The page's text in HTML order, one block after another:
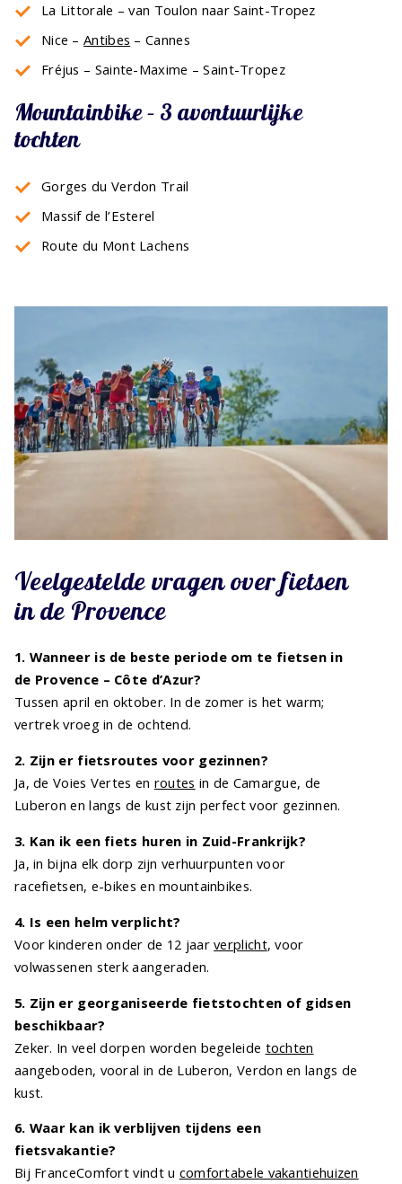
La Littorale – van Toulon naar Saint-Tropez
Nice –Antibes – Cannes
Fréjus – Sainte-Maxime – Saint-Tropez
Mountainbike – 3 avontuurlijke
tochten
Gorges du Verdon Trail
Massif de l’Esterel
Route du Mont Lachens
Veelgestelde vragen over fietsen
in de Provence
1. Wanneer is de beste periode om te fietsen in
de Provence – Côte d’Azur?
Tussen april en oktober. In de zomer is het warm;
vertrek vroeg in de ochtend.
2. Zijn er fietsroutes voor gezinnen?
Ja, de Voies Vertes en routes in de Camargue, de
Luberon en langs de kust zijn perfect voor gezinnen.
3. Kan ik een fiets huren in Zuid-Frankrijk?
Ja, in bijna elk dorp zijn verhuurpunten voor
racefietsen, e-bikes en mountainbikes.
4. Is een helm verplicht?
Voor kinderen onder de 12 jaarverplicht, voor
volwassenen sterk aangeraden.
5. Zijn er georganiseerde fietstochten of gidsen
beschikbaar?
Zeker. In veel dorpen worden begeleide tochten
aangeboden, vooral in de Luberon, Verdon en langs de
kust.
6. Waar kan ik verblijven tijdens een
fietsvakantie?
Bij FranceComfort vindt u comfortabele vakantiehuizen